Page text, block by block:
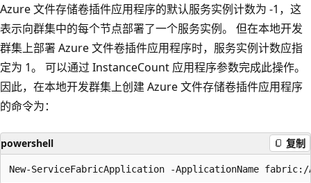
Azure 文件存储卷插件应用程序的默认服务实例计数为 -1，这
表示向群集中的每个节点部署了一个服务实例。 但在本地开发
群集上部署 Azure 文件卷插件应用程序时，服务实例计数应指
定为 1。 可以通过 InstanceCount 应用程序参数完成此操作。
因此，在本地开发群集上创建 Azure 文件存储卷插件应用程序
的命令为：
powershell 复制